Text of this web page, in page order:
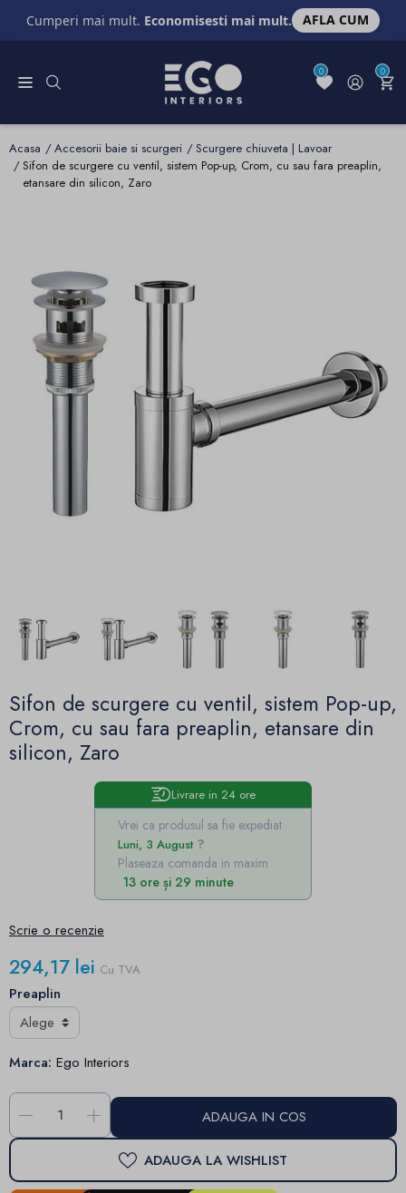
Cumperi mai mult. Economisesti mai mult. AFLA CUM
0 0
Acasa Accesorii baie si scurgeri
Scurgere chiuveta | Lavoar
Sifon de scurgere cu ventil, sistem Pop-up, Crom, cu sau fara preaplin,
etansare din silicon, Zaro
Sifon de scurgere cu ventil, sistem Pop-up,
Crom, cu sau fara preaplin, etansare din
silicon, Zaro
Livrare in 24 ore
Vrei ca produsul sa fie expediat
Luni, 3 August
Plaseaza comanda in maxim
13 ore și 29 minute
Scrie o recenzie
294,17 lei Cu TVA
Preaplin
Marca: Ego Interiors
- + ADAUGA IN COS
ADAUGA LA WISHLIST